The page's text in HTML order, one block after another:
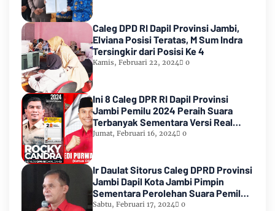
Caleg DPD RI Dapil Provinsi Jambi,
Elviana Posisi Teratas, M Sum Indra
Tersingkir dari Posisi Ke 4
Kamis, Februari 22, 2024 0
Ini 8 Caleg DPR RI Dapil Provinsi
Jambi Pemilu 2024 Peraih Suara
Terbanyak Sementara Versi Real
Count KPU RI
Jumat, Februari 16, 2024 0
Ir Daulat Sitorus Caleg DPRD Provinsi
Jambi Dapil Kota Jambi Pimpin
Sementara Perolehan Suara Pemilu
2024
Sabtu, Februari 17, 2024 0